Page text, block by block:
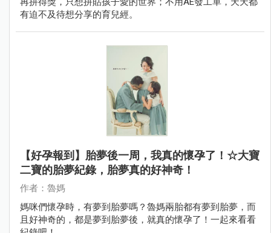
有迫不及待想分享的育兒經。
【好孕報到】胎夢後一周，我真的懷孕了！☆大寶
二寶的胎夢紀錄，胎夢真的好神奇！
作者：魯媽
媽咪們懷孕時，有夢到胎夢嗎？魯媽兩胎都有夢到胎夢，而
且好神奇的，都是夢到胎夢後，就真的懷孕了！一起來看看